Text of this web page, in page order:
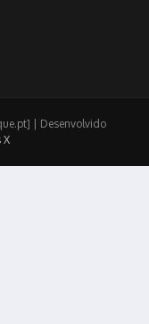
| Desenvolvido
X